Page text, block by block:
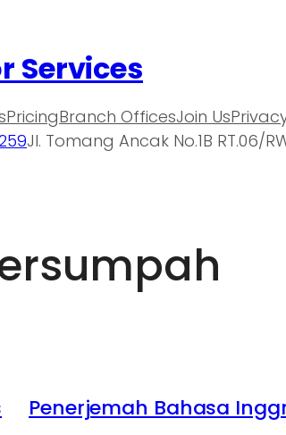
Services
PricingBranch OfficesJoin Us
Jl. Tomang Ancak No.1B RT.06/
Penerjemah Bahasa